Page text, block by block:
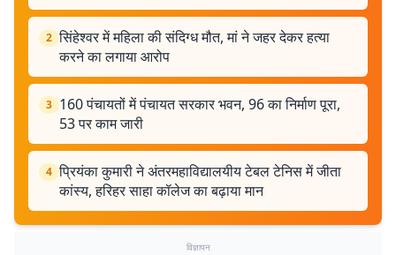
2 सिंहेश्वर में महिला की संदिग्ध मौत, मां ने जहर देकर हत्या
करने का लगाया आरोप
3 160 पंचायतों में पंचायत सरकार भवन, 96 का निर्माण पूरा,
53 पर काम जारी
4 प्रियंका कुमारी ने अंतरमहाविद्यालयीय टेबल टेनिस में जीता
कांस्य, हरिहर साहा कॉलेज का बढ़ाया मान
विज्ञापन